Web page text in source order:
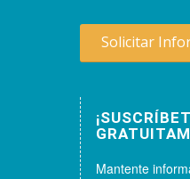
Solicitar
Mantente